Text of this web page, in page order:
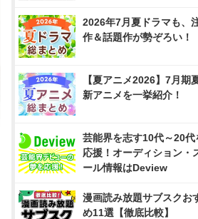
2026年7月夏ドラマも、
作＆話題作が勢ぞろい！
【夏アニメ2026】7月期
新アニメを一挙紹介！
芸能界を志す10代～20代
応援！オーディション・
ール情報はDeview
漫画読み放題サブスクお
め11選【徹底比較】